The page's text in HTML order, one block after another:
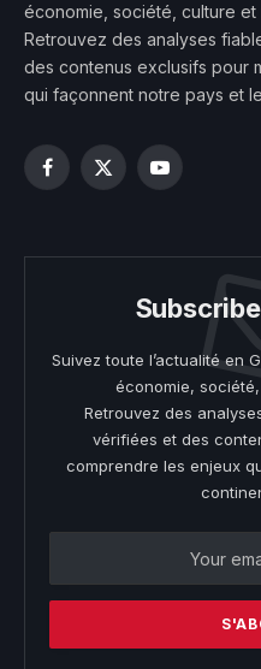
économie, société, culture et
Retrouvez des analyses
des contenus exclusifs pour
qui façonnent notre pays et
Facebook
X
YouTube
Suivez toute l’actualité en
économie,
Retrouvez des
vérifiées et des
comprendre les enjeux